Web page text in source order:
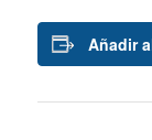
Añadir